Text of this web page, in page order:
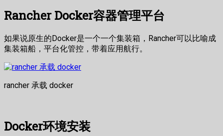
Rancher Docker容器管理平台
如果说原生的Docker是一个一个集装箱，Rancher可以比喻成
集装箱船，平台化管控，带着应用航行。
rancher 承载 docker
Docker环境安装